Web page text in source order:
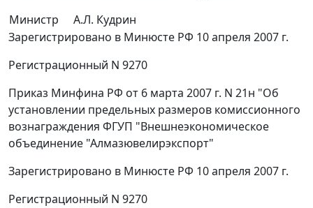
Министр
А.Л. Кудрин
Зарегистрировано в Минюсте РФ 10 апреля 2007 г.
Регистрационный N 9270
Приказ Минфина РФ от 6 марта 2007 г. N 21н "Об
установлении предельных размеров комиссионного
вознаграждения ФГУП "Внешнеэкономическое
объединение "Алмазювелирэкспорт"
Зарегистрировано в Минюсте РФ 10 апреля 2007 г.
Регистрационный N 9270